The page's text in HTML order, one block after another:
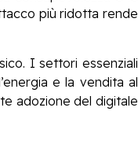
più ridotta rende
I settori essenziali
e la vendita al
adozione del digitale